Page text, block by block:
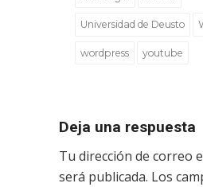
Universidad de Deusto
wordpress youtube
Deja una respuesta
Tu dirección de correo
será publicada. Los